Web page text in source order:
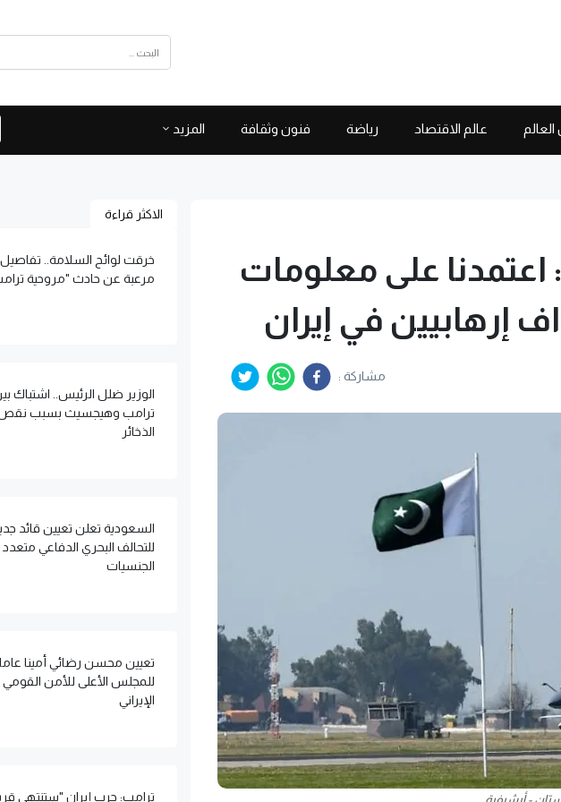
عالم الاقتصاد رياضة فنون وثقافة المزيد
اعتمدنا على معلومات
إرهابيين في إيران
مشاركة :
الاكثر قراءة
خرقت لوائح السلامة.. تفاصيل
مرعبة عن حادث "مروحية
الوزير ضلل الرئيس.. اشتباك
ترامب وهيجسيث بسبب
الذخائر
السعودية تعلن تعيين قائد
للتحالف البحري الدفاعي متعدد
الجنسيات
تعيين محسن رضائي أمينا عاما
للمجلس الأعلى للأمن القومي
الإيراني
ترامب: حرب إيران "ستنتهي